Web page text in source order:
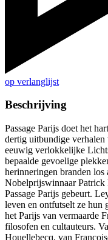
op verlanglijst
Beschrijving
Passage Parijs doet het
dertig uitbundige
eeuwig verlokkelijke
bepaalde gevoelige
herinneringen branden los
Nobelprijswinnaar Patrick
Passage Parijs gebeurt.
leven en ontfutselt ze hun
het Parijs van vermaarde
filosofen en cultauteurs.
Houellebecq, van